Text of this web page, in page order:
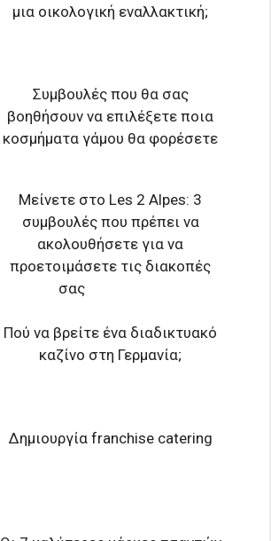
μια οικολογική εναλλακτική;
Συμβουλές που θα σας
βοηθήσουν να επιλέξετε ποια
κοσμήματα γάμου θα φορέσετε
Μείνετε στο Les 2 Alpes: 3
συμβουλές που πρέπει να
ακολουθήσετε για να
προετοιμάσετε τις διακοπές
σας
Πού να βρείτε ένα διαδικτυακό
καζίνο στη Γερμανία;
Δημιουργία franchise catering